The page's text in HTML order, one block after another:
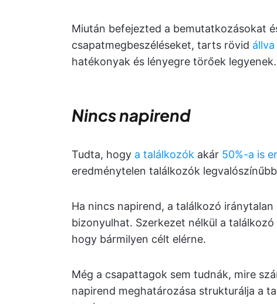
Miután befejezted a bemutatkozásokat
csapatmegbeszéléseket, tarts rövid
hatékonyak és lényegre törőek legyenek.
Nincs napirend
Tudta, hogy a találkozók akár 50%-a is
eredménytelen találkozók
Ha nincs napirend, a találkozó
bizonyulhat. Szerkezet nélkül a
hogy bármilyen célt elérne.
Még a csapattagok sem tudnák, mire
napirend meghatározása strukturálja a